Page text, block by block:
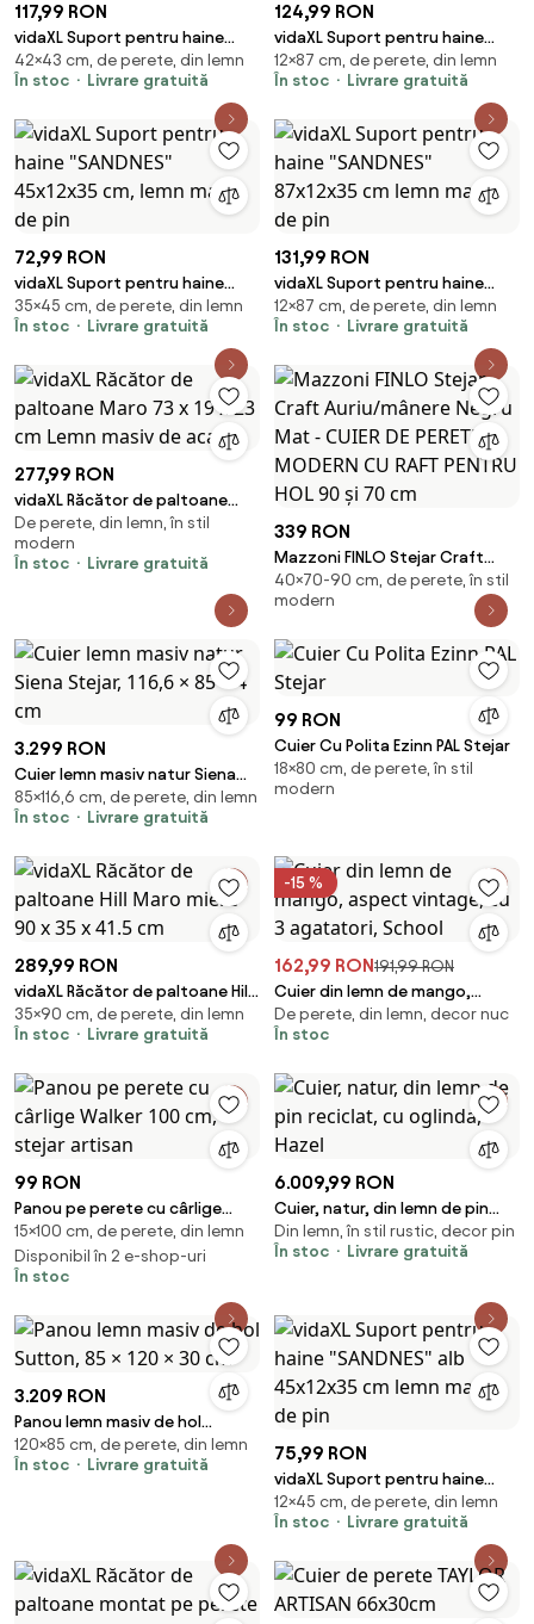
117,99 RON
vidaXL Suport pentru haine
"SANDNES" 43x30x42 cm, lemn
masiv de pin
42×43 cm, de perete, din lemn
În stoc
Livrare gratuită
124,99 RON
vidaXL Suport pentru haine
"SANDNES" 87x12x35 cm lemn
masiv de pin
12×87 cm, de perete, din lemn
În stoc
Livrare gratuită
72,99 RON
vidaXL Suport pentru haine
"SANDNES" 45x12x35 cm, lemn
masiv de pin
35×45 cm, de perete, din lemn
În stoc
Livrare gratuită
131,99 RON
vidaXL Suport pentru haine
"SANDNES" 87x12x35 cm lemn
masiv de pin
12×87 cm, de perete, din lemn
În stoc
Livrare gratuită
277,99 RON
vidaXL Răcător de paltoane
Maro 73 x 19 x 23 cm Lemn
masiv de acacia
De perete, din lemn, în stil
modern
În stoc
Livrare gratuită
339 RON
Mazzoni FINLO Stejar Craft
Auriu/mânere Negru Mat - CUIER
DE PERETE MODERN CU RAFT
40×70-90 cm, de perete, în stil
modern
3.299 RON
Cuier lemn masiv natur Siena
Stejar, 116,6 × 85 × 4 cm
85×116,6 cm, de perete, din lemn
În stoc
Livrare gratuită
99 RON
Cuier Cu Polita Ezinn PAL Stejar
18×80 cm, de perete, în stil
modern
289,99 RON
vidaXL Răcător de paltoane Hill
Maro miere 90 x 35 x 41.5 cm
35×90 cm, de perete, din lemn
În stoc
Livrare gratuită
-15 %
162,99 RON191,99 RON
Cuier din lemn de mango,
aspect vintage, cu 3 agatatori,
School
De perete, din lemn, decor nuc
În stoc
99 RON
Panou pe perete cu cârlige
Walker 100 cm, stejar artisan
15×100 cm, de perete, din lemn
Disponibil în 2 e-shop-uri
În stoc
6.009,99 RON
Cuier, natur, din lemn de pin
reciclat, cu oglinda, Hazel
Din lemn, în stil rustic, decor pin
În stoc
Livrare gratuită
3.209 RON
Panou lemn masiv de hol
Sutton, 85 × 120 × 30 cm
120×85 cm, de perete, din lemn
În stoc
Livrare gratuită
75,99 RON
vidaXL Suport pentru haine
"SANDNES" alb 45x12x35 cm
lemn masiv de pin
12×45 cm, de perete, din lemn
În stoc
Livrare gratuită